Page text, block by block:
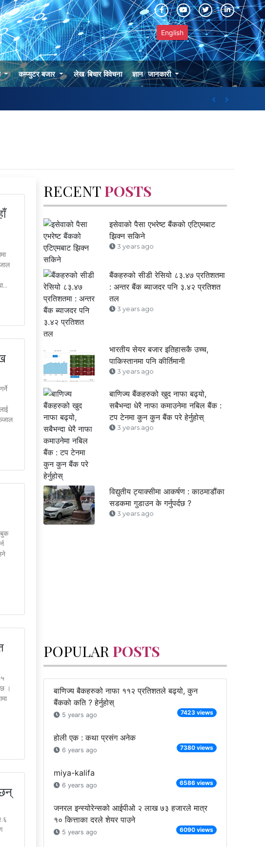
English
कम्प्युटर बजार लेख/बिचार विवेचना ज्ञान/ जानकारी
: अन्तर बैंक ब्याजदर पनि ३.४२ प्रतिशत तल
Previous
Next
।
RECENTPOSTS
इसेवाको पैसा एभरेष्ट बैंकको एटिएमबाट
झिक्न सकिने
3 years ago
बैंकहरुको सीडी रेसियो ८३.४७ प्रतिशतमा
: अन्तर बैंक ब्याजदर पनि ३.४२ प्रतिशत
तल
3 years ago
भारतीय सेयर बजार इतिहासकै उच्च,
पाकिस्तानमा पनि कीर्तिमानी
3 years ago
बाणिज्य बैंकहरुको खुद नाफा बढ्यो,
सबैभन्दा धेरै नाफा कमाउनेमा नबिल बैंक :
टप टेनमा कुन कुन बैंक परे हेर्नुहोस्
3 years ago
विद्युतीय ट्याक्सीमा आकर्षण : काठमाडौंका
सडकमा गुडाउन के गर्नुपर्दछ ?
3 years ago
POPULARPOSTS
बाणिज्य बैकहरुको नाफा ११२ प्रतिशतले बढ्यो, कुन
बैंकको कति ? हेर्नुहोस्
5 years ago 7423 views
होली एक : कथा प्रसंग अनेक
6 years ago 7380 views
miya-kalifa
6 years ago 6586 views
जनरल इन्स्योरेन्सको आईपीओ २ लाख ७३ हजारले मात्र
१० कित्ताका दरले शेयर पाउने
5 years ago 6090 views